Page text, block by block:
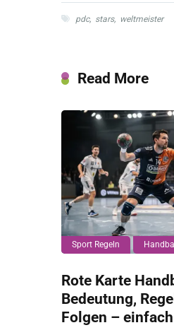
pdc, stars, weltmeister
Read More
Sport Regeln
Rote Karte
Bedeutung,
Folgen –